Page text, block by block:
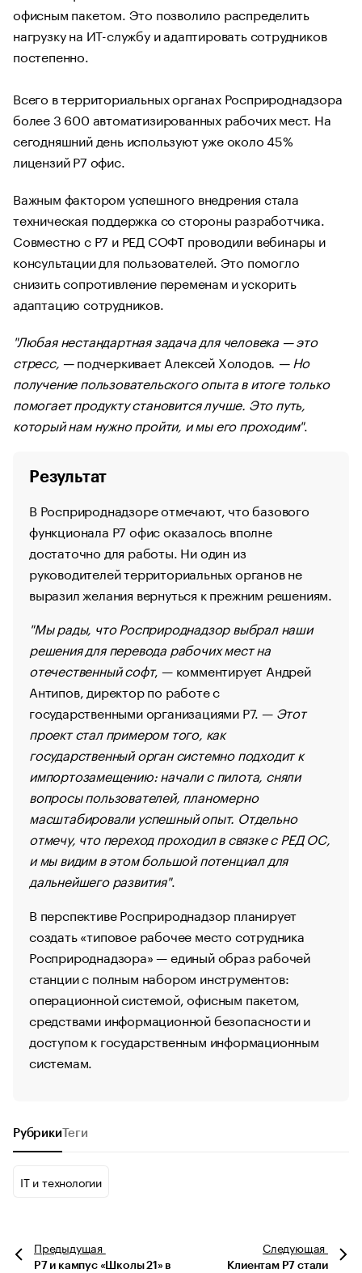
офисным пакетом. Это позволило распределить
нагрузку на ИТ-службу и адаптировать сотрудников
постепенно.
Всего в территориальных органах Росприроднадзора
более 3 600 автоматизированных рабочих мест. На
сегодняшний день используют уже около 45%
лицензий Р7 офис.
Важным фактором успешного внедрения стала
техническая поддержка со стороны разработчика.
Совместно с Р7 и РЕД СОФТ проводили вебинары и
консультации для пользователей. Это помогло
снизить сопротивление переменам и ускорить
адаптацию сотрудников.
"Любая нестандартная задача для человека — это
стресс, —подчеркивает Алексей Холодов. — Но
получение пользовательского опыта в итоге только
помогает продукту становится лучше. Это путь,
который нам нужно пройти, и мы его проходим".
Результат
В Росприроднадзоре отмечают, что базового
функционала Р7 офис оказалось вполне
достаточно для работы. Ни один из
руководителей территориальных органов не
выразил желания вернуться к прежним решениям.
"Мы рады, что Росприроднадзор выбрал наши
решения для перевода рабочих мест на
отечественный софт, — комментирует Андрей
Антипов, директор по работе с
государственными организациями Р7. — Этот
проект стал примером того, как
государственный орган системно подходит к
импортозамещению: начали с пилота, сняли
вопросы пользователей, планомерно
масштабировали успешный опыт. Отдельно
отмечу, что переход проходил в связке с РЕД ОС,
и мы видим в этом большой потенциал для
дальнейшего развития".
В перспективе Росприроднадзор планирует
создать «типовое рабочее место сотрудника
Росприроднадзора» — единый образ рабочей
станции с полным набором инструментов:
операционной системой, офисным пакетом,
средствами информационной безопасности и
доступом к государственным информационным
системам.
Рубрики Теги
IT и технологии
Предыдущая
Р7 и кампус «Школы 21» в
Следующая
Клиентам Р7 стали